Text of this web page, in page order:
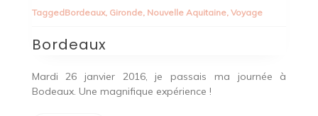
TaggedBordeaux, Gironde, Nouvelle Aquitaine, Voyage
Bordeaux
Mardi 26 janvier 2016, je passais ma journée à
Bodeaux. Une magnifique expérience !